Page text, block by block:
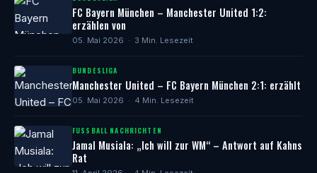
FC Bayern München – Manchester United 1:2:
erzählen von
05. Mai 2026 · 3 Min. Lesezeit
BUNDESLIGA
Manchester United – FC Bayern München 2:1: erzählt
05. Mai 2026 · 4 Min. Lesezeit
FUSSBALL NACHRICHTEN
Jamal Musiala: „Ich will zur WM“ – Antwort auf Kahns
Rat